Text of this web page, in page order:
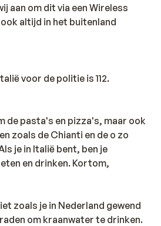
aan om dit via een Wireless
altijd in het buitenland
voor de politie is 112.
de pasta's en pizza's, maar ook
zoals de Chianti en de o zo
je in Italië bent, ben je
en drinken. Kortom,
zoals je in Nederland gewend
om kraanwater te drinken.